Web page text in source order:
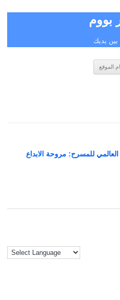
بووم
بين يديك
الموقع
العالمي للمسرح: مروحة الابداع